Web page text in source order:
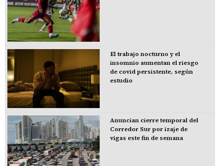
El trabajo nocturno y el
insomnio aumentan el riesgo
de covid persistente, según
estudio
Anuncian cierre temporal del
Corredor Sur por izaje de
vigas este fin de semana